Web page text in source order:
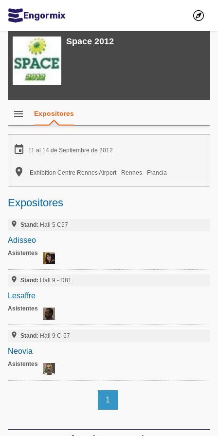
Engormix
Comunidades en español
Agricultura
Balanceados - Piensos
Lechería
Micotoxinas
Mascotas
Comunidades en inglés
Acuacultura
Micotoxinas
Avicultura
Porcicultura
Lechería
Balanceados - Piensos
Comunidades en portugués
Micotoxinas
Avicultura
Porcicultura
Space 2012
menu Expositores
 11 al 14 de Septiembre de 2012
 Exhibition Centre Rennes Airport - Rennes - Francia
Expositores
 Stand: Hall 5 C57
Adisseo
Asistentes
 Stand: Hall 9 - D81
Lesaffre
Asistentes
 Stand: Hall 9 C-57
Neovia
Asistentes
1